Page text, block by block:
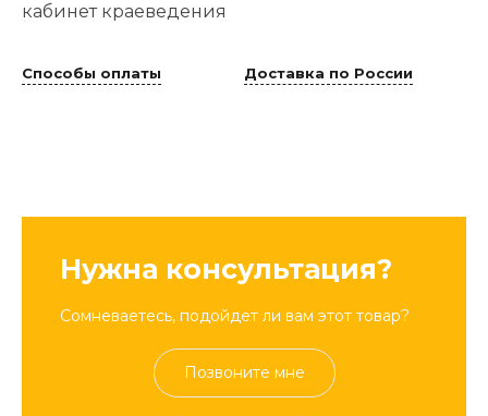
кабинет краеведения
Способы оплаты Доставка по России
Нужна консультация?
Сомневаетесь, подойдет ли вам этот товар?
Позвоните мне